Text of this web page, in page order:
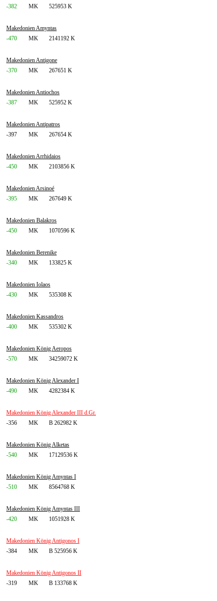
-382 MK 525953 K
Makedonien Amyntas
-470
MK 2141192 K
Makedonien Antigone
-370
MK 267651 K
Makedonien Antiochos
-387
MK 525952 K
Makedonien Antipatros
-397
MK 267654 K
Makedonien Arrhidaios
-450
MK 2103856 K
Makedonien Arsinoé
-395
MK 267649 K
Makedonien Balakros
-450
MK 1070596 K
Makedonien Berenike
-340
MK 133825 K
Makedonien Iolaos
-430
MK 535308 K
Makedonien Kassandros
-400
MK 535302 K
Makedonien König Aeropos
-570
MK 34259072 K
Makedonien König Alexander I
-490
MK 4282384 K
Makedonien König Alexander III d.Gr.
-356
MK B 262982 K
Makedonien König Alketas
-540
MK 17129536 K
Makedonien König Amyntas I
-510
MK 8564768 K
Makedonien König Amyntas III
-420
MK 1051928 K
Makedonien König Antigonos I
-384
MK B 525956 K
Makedonien König Antigonos II
-319
MK B 133768 K